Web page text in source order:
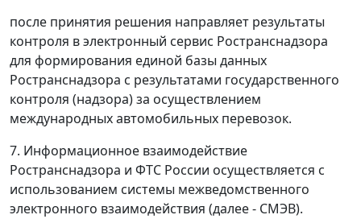
после принятия решения направляет результаты
контроля в электронный сервис Ространснадзора
для формирования единой базы данных
Ространснадзора с результатами государственного
контроля (надзора) за осуществлением
международных автомобильных перевозок.
7. Информационное взаимодействие
Ространснадзора и ФТС России осуществляется с
использованием системы межведомственного
электронного взаимодействия (далее - СМЭВ).